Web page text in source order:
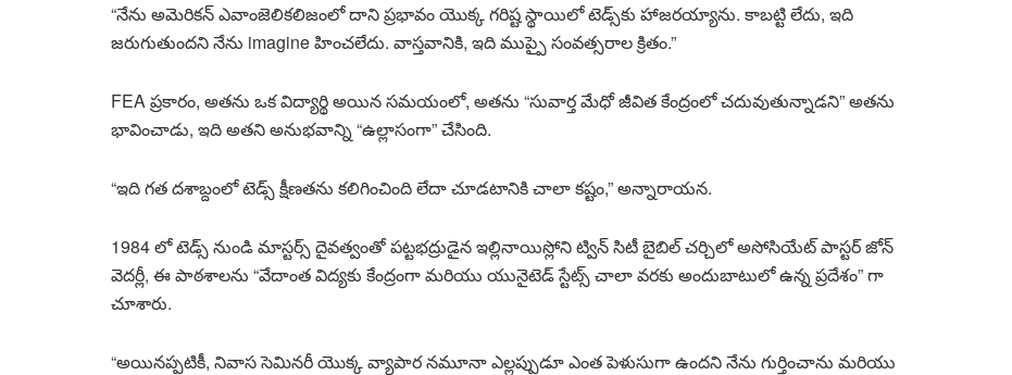
“నేను అమెరికన్ ఎవాంజెలికలిజంలో దాని ప్రభావం యొక్క గరిష్ట స్థాయిలో టెడ్స్‌కు హాజరయ్యాను. కాబట్టి లేదు, ఇది
జరుగుతుందని నేను imagine హించలేదు. వాస్తవానికి, ఇది ముప్పై సంవత్సరాల క్రితం.”
FEA ప్రకారం, అతను ఒక విద్యార్థి అయిన సమయంలో, అతను “సువార్త మేధో జీవిత కేంద్రంలో చదువుతున్నాడని” అతను
భావించాడు, ఇది అతని అనుభవాన్ని “ఉల్లాసంగా” చేసింది.
“ఇది గత దశాబ్దంలో టెడ్స్ క్షీణతను కలిగించింది లేదా చూడటానికి చాలా కష్టం,” అన్నారాయన.
1984 లో టెడ్స్ నుండి మాస్టర్స్ దైవత్వంతో పట్టభద్రుడైన ఇల్లినాయిస్లోని ట్విన్ సిటీ బైబిల్ చర్చిలో అసోసియేట్ పాస్టర్ జోన్
వెదర్లీ, ఈ పాఠశాలను “వేదాంత విద్యకు కేంద్రంగా మరియు యునైటెడ్ స్టేట్స్ చాలా వరకు అందుబాటులో ఉన్న ప్రదేశం” గా
చూశారు.
“అయినప్పటికీ, నివాస సెమినరీ యొక్క వ్యాపార నమూనా ఎల్లప్పుడూ ఎంత పెళుసుగా ఉందని నేను గుర్తించాను మరియు